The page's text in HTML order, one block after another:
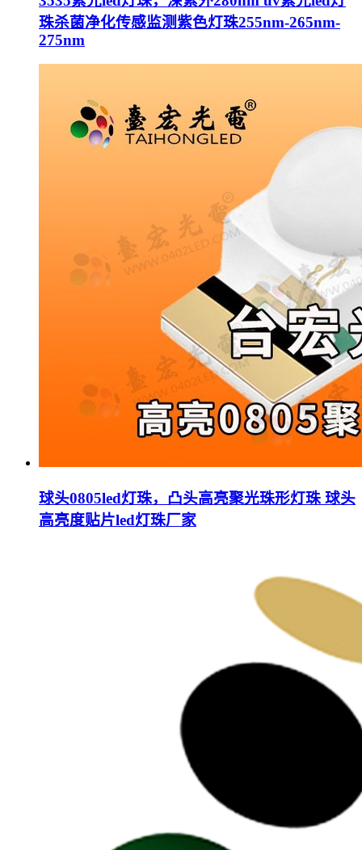
珠杀菌净化传感监测紫色灯珠255nm-265nm-
275nm
球头0805led灯珠，凸头高亮聚光珠形灯珠 球头
高亮度贴片led灯珠厂家